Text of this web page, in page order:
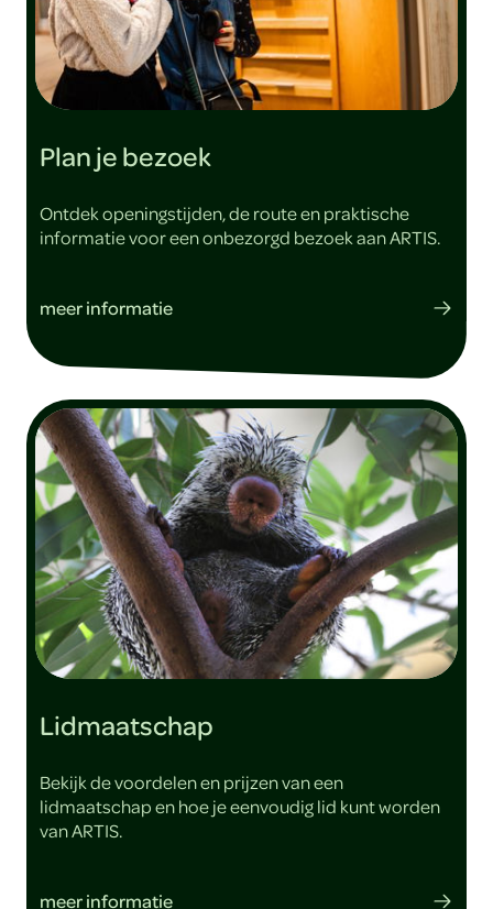
Plan je bezoek
Ontdek openingstijden, de route en praktische
informatie voor een onbezorgd bezoek aan ARTIS.
meer informatie
Lidmaatschap
Bekijk de voordelen en prijzen van een
lidmaatschap en hoe je eenvoudig lid kunt worden
van ARTIS.
meer informatie